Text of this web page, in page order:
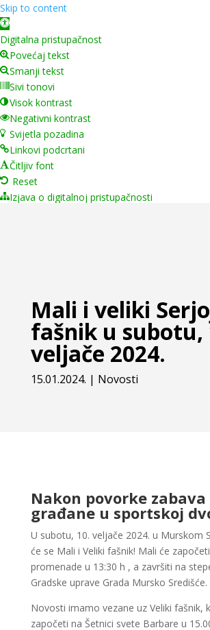
Skip to content
Open toolbar
Digitalna pristupačnost
Povećaj tekst
Smanji tekst
Sivi tonovi
Visok kontrast
Negativni kontrast
Svijetla pozadina
Linkovi podcrtani
Čitljiv font
Reset
Izjava o digitalnoj pristupačnosti
Mali i veliki
fašnik u subotu,
veljače 2024.
15.01.2024. | Novosti
Nakon povorke zabava
građane u sportskoj
U subotu, 10. veljače 2024. u Murskom
će se Mali i Veliki fašnik! Mali će
promenade u 13:30 h , a završiti na
Gradske uprave Grada Mursko Središće.
Novosti imamo vezane uz Veliki fašnik,
započeti na Šetnici svete Barbare u